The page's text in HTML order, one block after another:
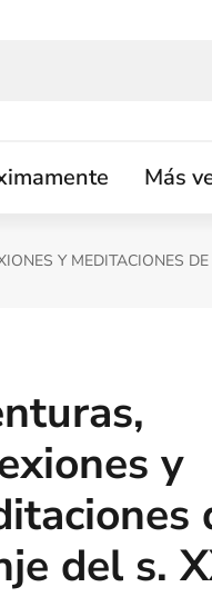
Más
Y MEDITACIONES
y
del s.